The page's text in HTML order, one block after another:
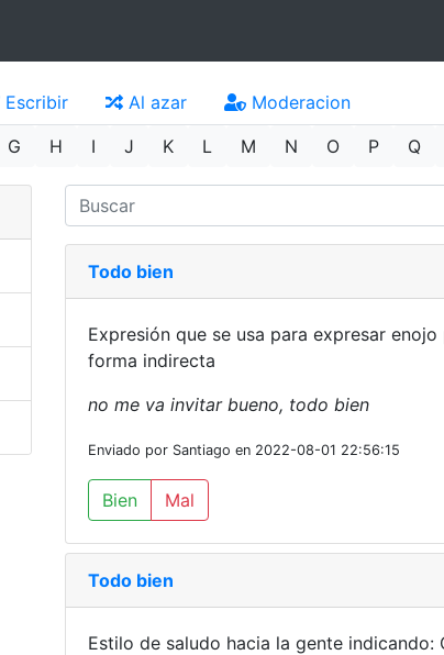
Escribir Al azar
Moderacion
G H I J K L M N O P Q
Todo bien
Expresión que se usa para expresar
forma indirecta
no me va invitar bueno, todo bien
Enviado por Santiago en 2022-08-01 22:56:15
Bien Mal
Todo bien
Estilo de saludo hacia la gente indicando: